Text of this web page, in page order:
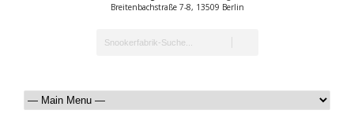
Breitenbachstraße 7-8, 13509 Berlin